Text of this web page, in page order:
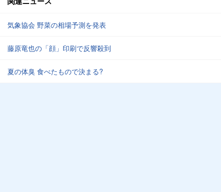
気象協会 野菜の相場予測を発表
藤原竜也の「顔」印刷で反響殺到
夏の体臭 食べたもので決まる?